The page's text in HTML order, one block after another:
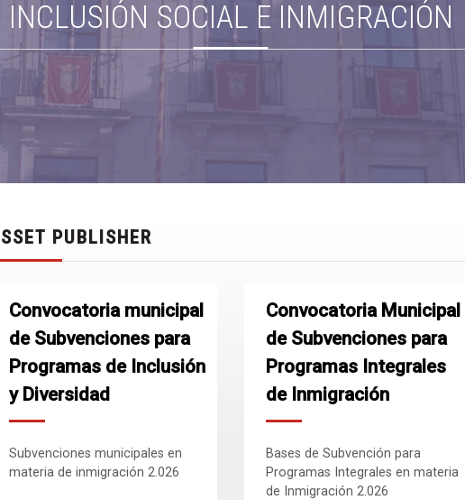
INCLUSIÓN SOCIAL E INMIGRACIÓN
PUBLISHER
Convocatoria municipal
de Subvenciones para
Programas de Inclusión
y Diversidad
Subvenciones municipales en
materia de inmigración 2.026
Convocatoria Municipal
de Subvenciones para
Programas Integrales
de Inmigración
Bases de Subvención para
Programas Integrales en materia
de Inmigración 2.026